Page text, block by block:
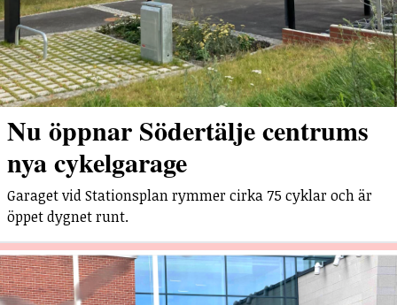
Nu öppnar Södertälje centrums
nya cykelgarage
Garaget vid Stationsplan rymmer cirka 75 cyklar och är
öppet dygnet runt.